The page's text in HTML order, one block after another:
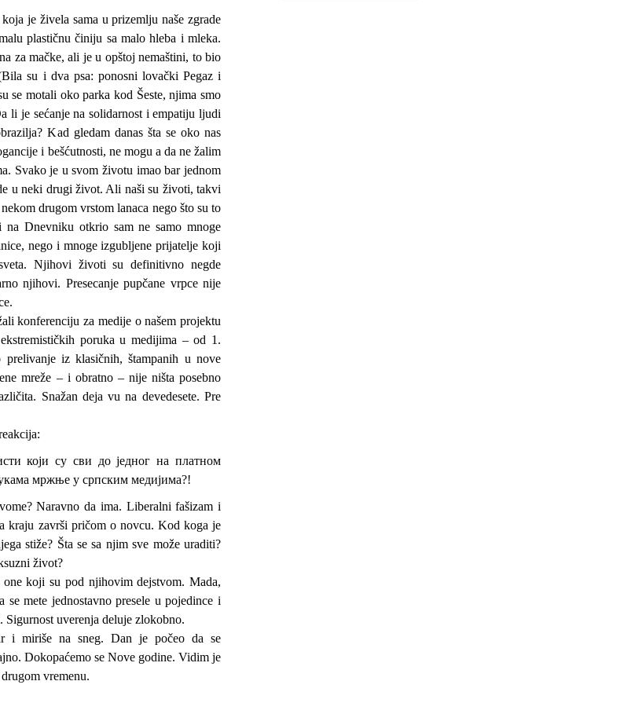
je živela sama u prizemlju naše zgrade
plastičnu činiju sa malo hleba i mleka.
za mačke, ali je u opštoj nemaštini, to bio
su i dva psa: ponosni lovački Pegaz i
se motali oko parka kod Šeste, njima smo
li je sećanje na solidarnost i empatiju ljudi
Kad gledam danas šta se oko nas
i bešćutnosti, ne mogu a da ne žalim
Svako je u svom životu imao bar jednom
u neki drugi život. Ali naši su životi, takvi
drugom vrstom lanaca nego što su to
na Dnevniku otkrio sam ne samo mnoge
nego i mnoge izgubljene prijatelje koji
Njihovi životi su definitivno negde
njihovi. Presecanje pupčane vrpce nije
konferenciju za medije o našem projektu
poruka u medijima – od 1.
prelivanje iz klasičnih, štampanih u nove
mreže – i obratno – nije ništa posebno
Snažan deja vu na devedesete. Pre
који су сви до једног на платном
мржње у српским медијима?!
Naravno da ima. Liberalni fašizam i
kraju završi pričom o novcu. Kod koga je
stiže? Šta se sa njim sve može uraditi?
život?
one koji su pod njihovim dejstvom. Mada,
se mete jednostavno presele u pojedince i
uverenja deluje zlokobno.
i miriše na sneg. Dan je počeo da se
Dokopaćemo se Nove godine. Vidim je
vremenu.